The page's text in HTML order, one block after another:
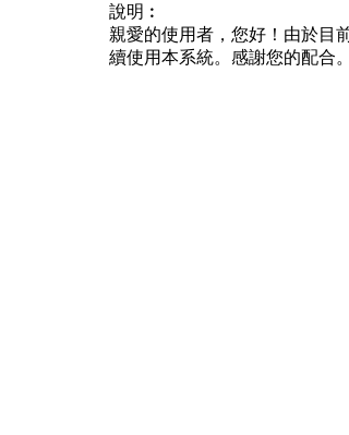
說明︰
親愛的使用者，您好！由於目
續使用本系統。感謝您的配合。